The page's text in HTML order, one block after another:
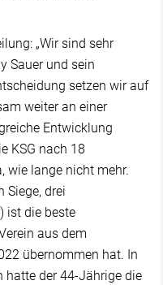
„Wir sind sehr
Sauer und sein
setzen wir auf
weiter an einer
Entwicklung
KSG nach 18
wie lange nicht mehr.
Siege, drei
ist die beste
aus dem
übernommen hat. In
hatte der 44-Jährige die